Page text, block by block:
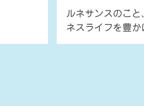
ルネサンスのこ
ネスライフを豊か